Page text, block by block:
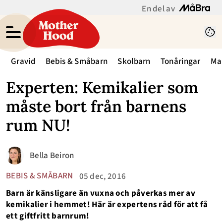
En del av
Gravid Bebis & Småbarn Skolbarn Tonåringar
Experten: Kemikalier som
måste bort från barnens
rum NU!
BEBIS & SMÅBARN 05 dec, 2016
Bella Beiron
Barn är känsligare än vuxna och påverkas mer av
kemikalier i hemmet! Här är expertens råd för att få
ett giftfritt barnrum!